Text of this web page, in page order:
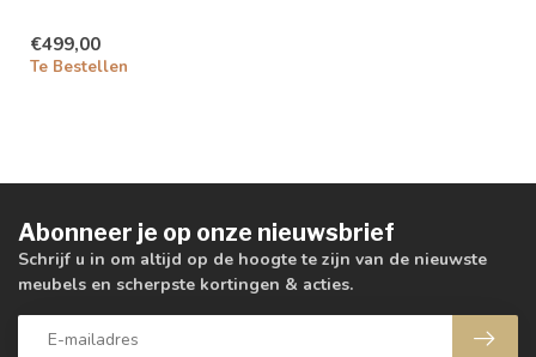
€499,00
Te Bestellen
Abonneer je op onze nieuwsbrief
Schrijf u in om altijd op de hoogte te zijn van de nieuwste
meubels en scherpste kortingen & acties.